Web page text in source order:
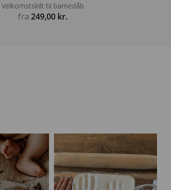
Velkomstskilt til barnedåb
fra 249,00 kr.